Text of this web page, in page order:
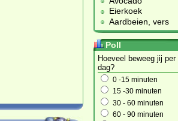
Eierkoek
Aardbeien, vers
Poll
Hoeveel beweeg jij per
dag?
0 -15 minuten
15 -30 minuten
30 - 60 minuten
60 - 90 minuten